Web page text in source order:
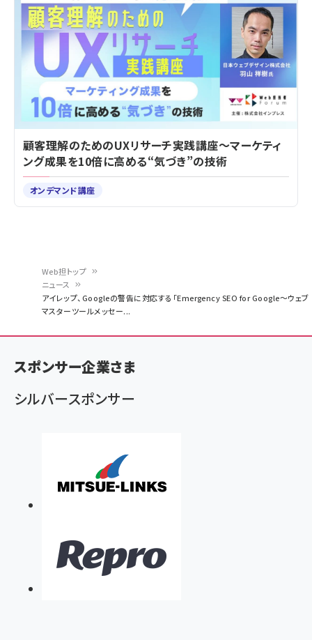
く
ず
Web担トップ
ニュース
アイレップ、Googleの警告に対応する「Emergency SEO for Google～ウェブ
マスターツールメッセー...
顧客理解のためのUXリサーチ実践講座～マーケティ
ング成果を10倍に高める“気づき”の技術
オンデマンド講座
スポンサー企業さま
シルバースポンサー